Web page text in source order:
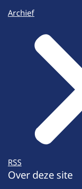
Archief
RSS
Over deze site